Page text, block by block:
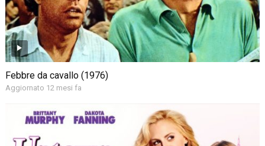
Febbre da cavallo (1976)
Aggiornato 12 mesi fa